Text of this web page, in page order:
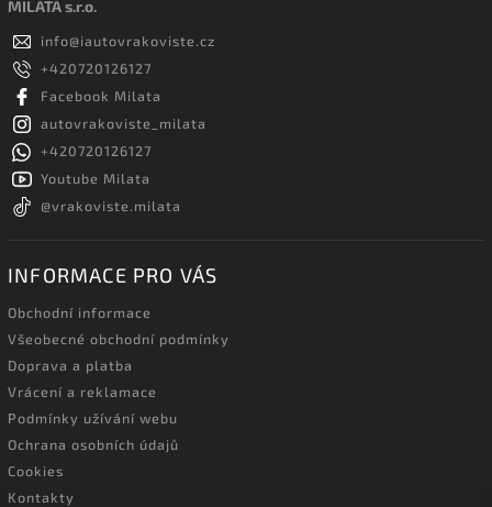
MILATA s.r.o.
info@iautovrakoviste.cz
+420720126127
Facebook Milata
autovrakoviste_milata
+420720126127
Youtube Milata
@vrakoviste.milata
INFORMACE PRO VÁS
Obchodní informace
Všeobecné obchodní podmínky
Doprava a platba
Vrácení a reklamace
Podmínky užívání webu
Ochrana osobních údajů
Cookies
Kontakty